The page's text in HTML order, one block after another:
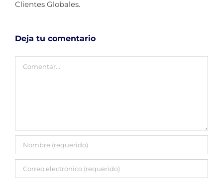
Clientes Globales.
Deja tu comentario
Comentar